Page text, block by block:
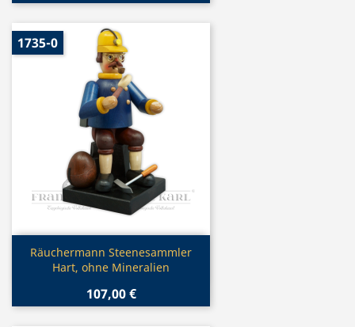
Vorschau
Räuchermann Steenesammler
Hart, ohne Mineralien
107,00 €
1735-0